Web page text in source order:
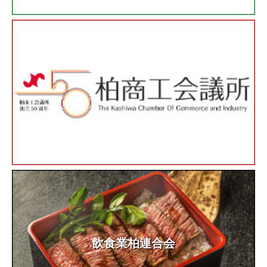
飲食業柏連合会